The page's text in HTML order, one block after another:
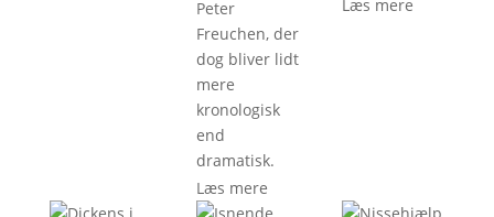
Peter
Freuchen, der
dog bliver lidt
mere
kronologisk
end
dramatisk.
Læs mere
Læs mere